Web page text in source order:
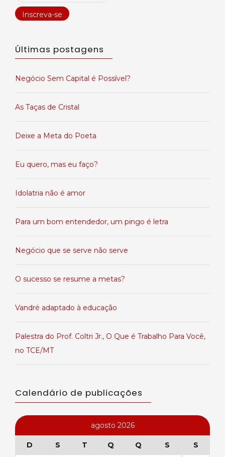
Últimas postagens
Negócio Sem Capital é Possível?
As Taças de Cristal
Deixe a Meta do Poeta
Eu quero, mas eu faço?
Idolatria não é amor
Para um bom entendedor, um pingo é letra
Negócio que se serve não serve
O sucesso se resume a metas?
Vandré adaptado à educação
Palestra do Prof. Coltri Jr., O Que é Trabalho Para Você,
no TCE/MT
Calendário de publicações
agosto 2026
D S T Q Q S S